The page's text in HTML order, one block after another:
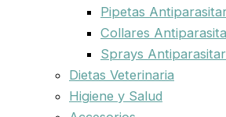
Pipetas
Collares
Sprays
Dietas Veterinaria
Higiene y Salud